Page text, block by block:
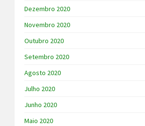
Dezembro 2020
Novembro 2020
Outubro 2020
Setembro 2020
Agosto 2020
Julho 2020
Junho 2020
Maio 2020